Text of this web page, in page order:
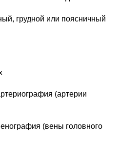
грудной или поясничный
(артерии
(вены головного